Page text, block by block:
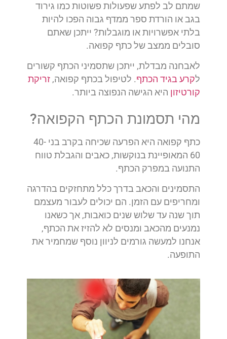
שמתם לב לפתע שפעולות פשוטות כמו גירוד
בגב או הורדת ספר ממדף גבוה הפכו להיות
בלתי אפשרויות או מוגבלות? ייתכן שאתם
סובלים ממצב של כתף קפואה.
לאבחנה מבדלת, ייתכן שתסמיני הכתף קשורים
לקרע בגיד הכתף. לטיפול בכתף קפואה, זריקת
קורטיזון היא הגישה הנפוצה ביותר.
מהי תסמונת הכתף הקפואה?
כתף קפואה היא הפרעה שכיחה בקרב בני 40-
60 המאופיינת בנוקשות, כאבים והגבלת טווח
התנועה במפרק הכתף.
התסמינים והכאב בדרך כלל מתחזקים בהדרגה
ומחריפים עם הזמן. הם יכולים לעבור מעצמם
תוך שנה עד שלוש שנים כואבות, אך כשאנו
נמנעים מהכאב ומנסים לא להזיז את הכתף,
אנחנו למעשה גורמים לניוון נוסף שמחמיר את
התופעה.